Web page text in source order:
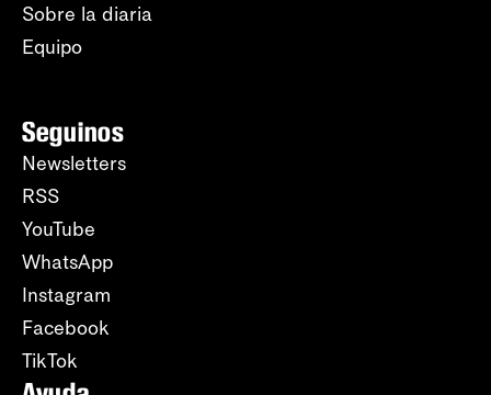
Sobre la diaria
Equipo
Seguinos
Newsletters
RSS
YouTube
WhatsApp
Instagram
Facebook
TikTok